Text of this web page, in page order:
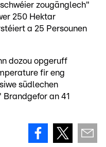
zougänglech"
250 Hektar
a 25 Persounen
dozou opgeruff
fir eng
südlechen
an 41